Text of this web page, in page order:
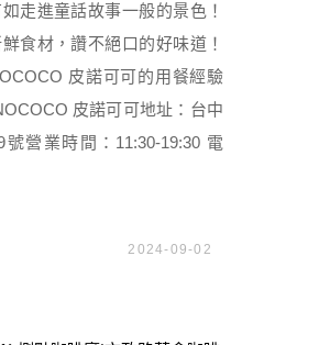
走進童話故事一般的景色！
食材，讚不絕口的好味道！
皮諾可可的用餐經驗
皮諾可可地址：台中
營業時間：11:30-19:30 電
2024-09-02